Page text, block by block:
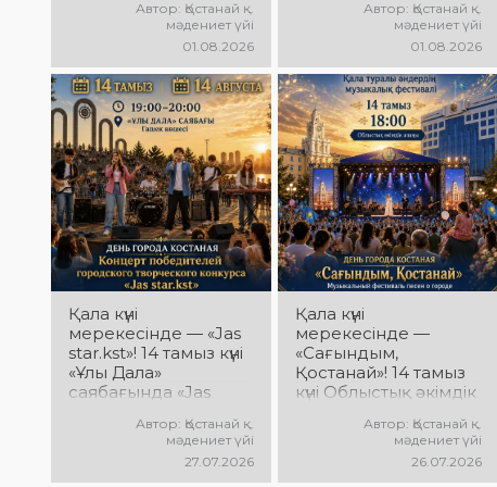
Автор: Қостанай қ.
мәдениет үйі
01.08.2026
Азамат Ибраевтың
бағдарламасы өтеді!
Сіздерді сүйікті әндер,
жарқын орындау,
қуатты энергия мен
көтеріңкі мерекелік
көңіл күй күтеді!
Автор: Қостанай қ.
мәдениет үйі
01.08.2026
Қала күні
мерекесінде — «Jas
star.kst»! 14 тамыз күні
«Ұлы Дала»
саябағында «Jas
шығармашылық
жеңімпаздарының
Автор: Қостанай қ.
мәдениет үйі
27.07.2026
Қала күні
мерекесінде —
«Сағындым,
Қостанай»! 14 тамыз
күні Облыстық әкімдік
туралы әндердің
«Сағындым,
Автор: Қостанай қ.
мәдениет үйі
26.07.2026